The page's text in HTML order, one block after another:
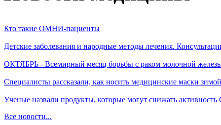
Кто такие ОМНИ-пациенты
Детские заболевания и народные методы лечения.
ОКТЯБРЬ - Всемирный месяц борьбы с раком молочной
Специалисты рассказали, как носить медицинские маски зимой
Ученые назвали продукты, которые могут снижать
Все новости...